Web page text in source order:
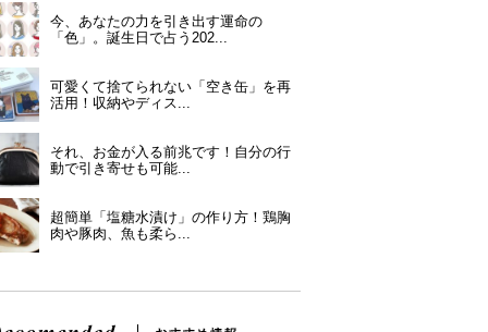
今、あなたの力を引き出す運命の
「色」。誕生日で占う202...
可愛くて捨てられない「空き缶」を再
活用！収納やディス...
それ、お金が入る前兆です！自分の行
動で引き寄せも可能...
超簡単「塩糖水漬け」の作り方！鶏胸
肉や豚肉、魚も柔ら...